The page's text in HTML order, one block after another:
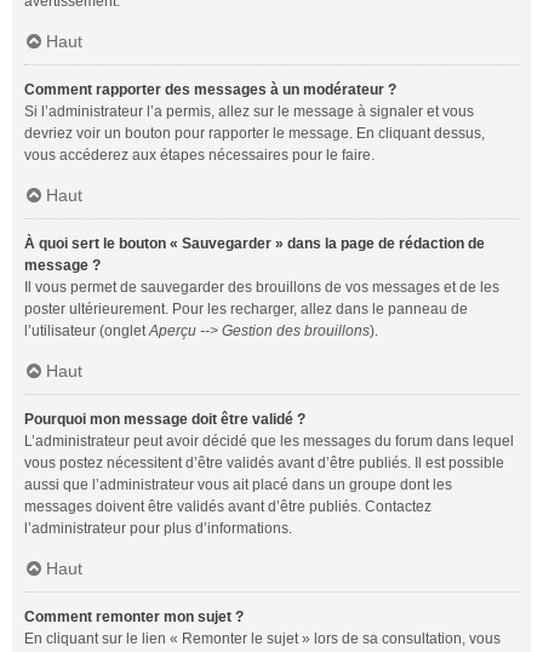
Haut
Comment rapporter des messages à un modérateur ?
Si l’administrateur l’a permis, allez sur le message à signaler et vous
devriez voir un bouton pour rapporter le message. En cliquant dessus,
vous accéderez aux étapes nécessaires pour le faire.
Haut
À quoi sert le bouton « Sauvegarder » dans la page de rédaction de
message ?
Il vous permet de sauvegarder des brouillons de vos messages et de les
poster ultérieurement. Pour les recharger, allez dans le panneau de
l’utilisateur (ongletAperçu --> Gestion des brouillons).
Haut
Pourquoi mon message doit être validé ?
L’administrateur peut avoir décidé que les messages du forum dans lequel
vous postez nécessitent d’être validés avant d’être publiés. Il est possible
aussi que l’administrateur vous ait placé dans un groupe dont les
messages doivent être validés avant d’être publiés. Contactez
l’administrateur pour plus d’informations.
Haut
Comment remonter mon sujet ?
En cliquant sur le lien « Remonter le sujet » lors de sa consultation, vous